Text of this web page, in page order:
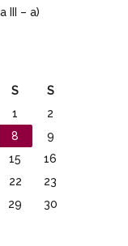
III – a)
S
S
1
2
8
9
15
16
22
23
29
30